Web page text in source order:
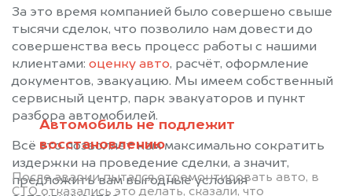
Автомобиль не подлежит
восстановлению
После аварии пытался отремонтировать авто, в
СТО отказались это делать, сказали, что
За это время компанией было совершено свыше
тысячи сделок, что позволило нам довести до
совершенства весь процесс работы с нашими
клиентами: оценку авто, расчёт, оформление
документов, эвакуацию. Мы имеем собственный
сервисный центр, парк эвакуаторов и пункт
разбора автомобилей.
Всё это позволяет нам максимально сократить
издержки на проведение сделки, а значит,
предложить вам выгодные условия